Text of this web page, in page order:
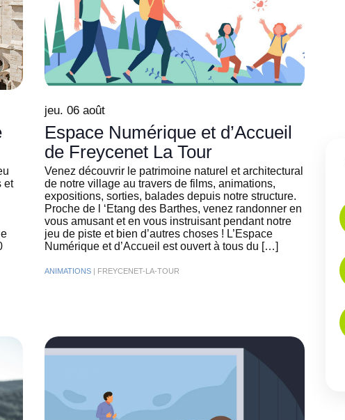
et
jeu. 06 août
Espace Numérique et d’Accueil
de Freycenet La Tour
Venez découvrir le patrimoine naturel et architectural
de notre village au travers de films, animations,
expositions, sorties, balades depuis notre structure.
Proche de l ‘Etang des Barthes, venez randonner en
vous amusant et en vous instruisant pendant notre
jeu de piste et bien d’autres choses ! L’Espace
Numérique et d’Accueil est ouvert à tous du […]
ANIMATIONS | FREYCENET-LA-TOUR